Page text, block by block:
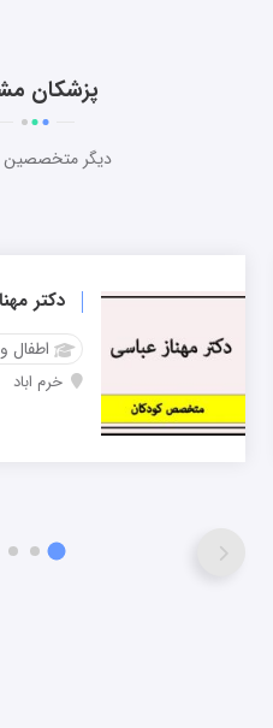
پزشکان
دیگر متخصصین
دکتر
اطفال
خرم اباد